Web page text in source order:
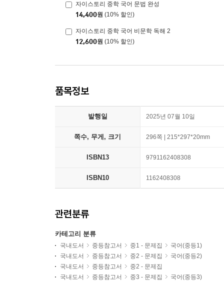
자이스토리 중학 국어 문법 완성
14,400원 (10% 할인)
자이스토리 중학 국어 비문학 독해 2
12,600원 (10% 할인)
품목정보
발행일 2025년 07월 10일
쪽수, 무게, 크기 296쪽 | 215*297*20mm
ISBN13 9791162408308
ISBN10 1162408308
관련분류
카테고리 분류
국내도서 중등참고서 중1 - 문제집
국어(중등1)
국내도서
중등참고서 중2 - 문제집
국어(중등2)
국내도서
중등참고서
중2 - 문제집
국내도서
중등참고서 중3 - 문제집 국어(중등3)